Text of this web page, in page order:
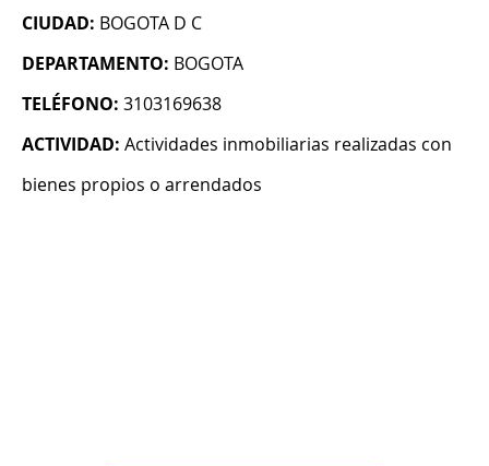
CIUDAD: BOGOTA D C
DEPARTAMENTO: BOGOTA
TELÉFONO: 3103169638
ACTIVIDAD: Actividades inmobiliarias realizadas con
bienes propios o arrendados